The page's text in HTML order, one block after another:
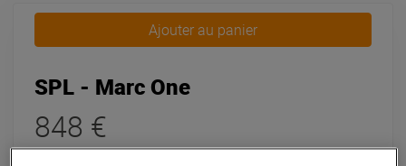
Ajouter au panier
SPL - Marc One
848 €